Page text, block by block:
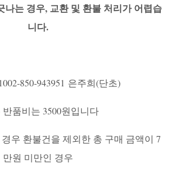
는 경우, 교환 및 환불 처리가 어렵습
니다.
850-943951 은주희(단초)
품비는 3500원입니다
우 환불건을 제외한 총 구매 금액이 7
만원 미만인 경우